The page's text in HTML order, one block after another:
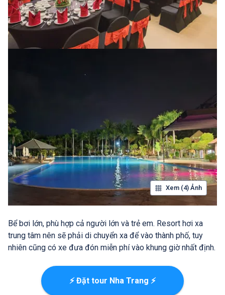
Xem (4) Ảnh
Bể bơi lớn, phù hợp cả người lớn và trẻ em. Resort hơi xa
trung tâm nên sẽ phải di chuyển xa để vào thành phố, tuy
nhiên cũng có xe đưa đón miễn phí vào khung giờ nhất định.
⚡ Đặt tour Nha Trang ⚡